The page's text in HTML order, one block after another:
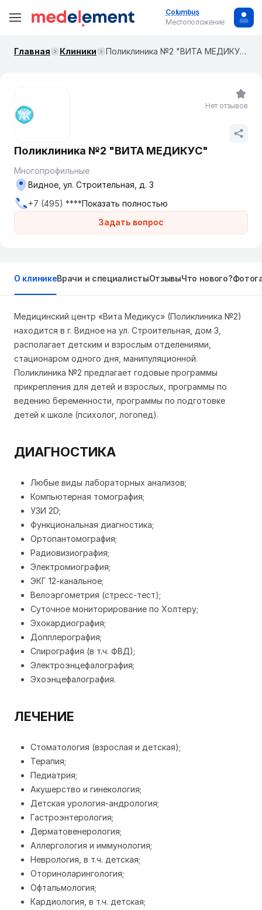
Columbus
Местоположение
Главная Клиники Поликлиника №2 "ВИТА МЕДИКУС"
Поликлиника №2 "ВИТА МЕДИКУС"
Многопрофильные
Задать вопрос
Видное, ул. Строительная, д. 3
+7 (495) ****Показать полностью
Нет отзывов
О клиникеВрачи и специалистыОтзывыЧто нового?
Медицинский центр «Вита Медикус» (Поликлиника №2)
находится в г. Видное на ул. Строительная, дом 3,
располагает детским и взрослым отделениями,
стационаром одного дня, манипуляционной.
Поликлиника №2 предлагает годовые программы
прикрепления для детей и взрослых, программы по
ведению беременности, программы по подготовке
детей к школе (психолог, логопед).
ДИАГНОСТИКА
Любые виды лабораторных анализов;
Компьютерная томография;
УЗИ 2D;
Функциональная диагностика;
Ортопантомография;
Радиовизиография;
Электромиография;
ЭКГ 12-канальное;
Велоэргометрия (стресс-тест);
Суточное мониторирование по Холтеру;
Эхокардиография;
Допплерография;
Спирография (в т.ч. ФВД);
Электроэнцефалография;
Эхоэнцефалография.
ЛЕЧЕНИЕ
Стоматология (взрослая и детская);
Терапия;
Педиатрия;
Акушерство и гинекология;
Детская урология-андрология;
Гастроэнтерология;
Дерматовенерология;
Аллергология и иммунология;
Неврология, в т.ч. детская;
Оториноларингология;
Офтальмология;
Кардиология, в т.ч. детская;